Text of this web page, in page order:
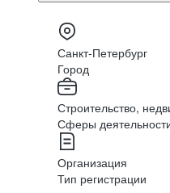
Санкт-Петербург
Город
Строительство,
Сферы
Организация
Тип регистрации